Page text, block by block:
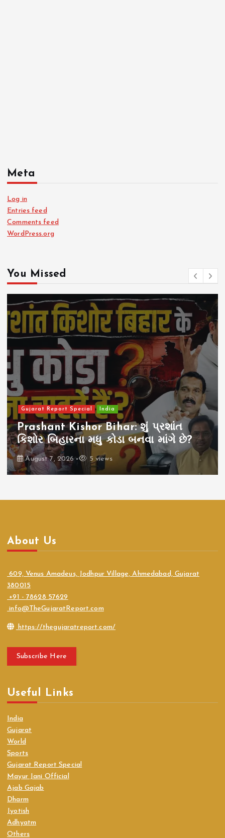
Meta
Log in
Entries feed
Comments feed
WordPress.org
You Missed
Gujarat Report Special India
Prashant Kishor Bihar: શું પ્રશાંત
કિશોર બિહારના મધુ કોડા બનવા માંગે છે?
August 7, 2026 5 views
About Us
609, Venus Amadeus, Jodhpur Village, Ahmedabad, Gujarat
380015
+91 - 78628 57629
info@TheGujaratReport.com
https://thegujaratreport.com/
Subscribe Here
Useful Links
India
Gujarat
World
Sports
Gujarat Report Special
Mayur Jani Official
Ajab Gajab
Dharm
Jyotish
Adhyatm
Others